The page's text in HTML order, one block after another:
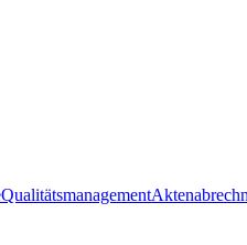
Qualitätsmanagement